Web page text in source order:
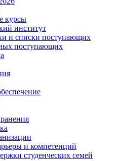
курсы
институт
и списки поступающих
поступающих
и компетенций
студенческих семей